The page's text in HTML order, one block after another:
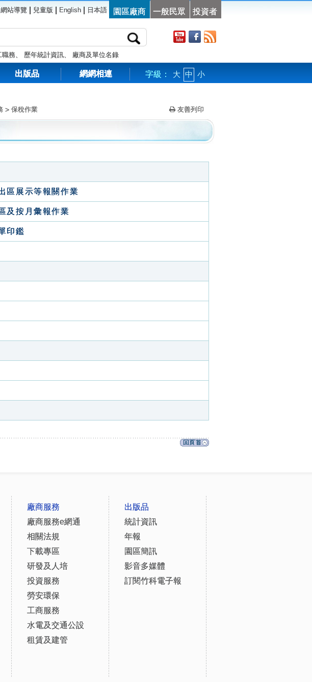
網站導覽 兒童版 English 日本語 園區廠商 一般民眾 投資者
職務、 歷年統計資訊、 廠商及單位名錄
出版品 網網相連 字級： 大 中 小
> 保稅作業 友善列印
區展示等報關作業
及按月彙報作業
印鑑
廠商服務
廠商服務e網通
相關法規
下載專區
研發及人培
投資服務
勞安環保
工商服務
水電及交通公設
租賃及建管
出版品
統計資訊
年報
園區簡訊
影音多媒體
訂閱竹科電子報